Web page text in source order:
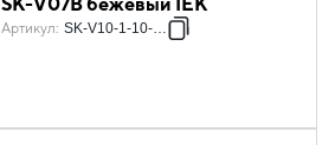
Артикул: SK-V10-1-10-K10